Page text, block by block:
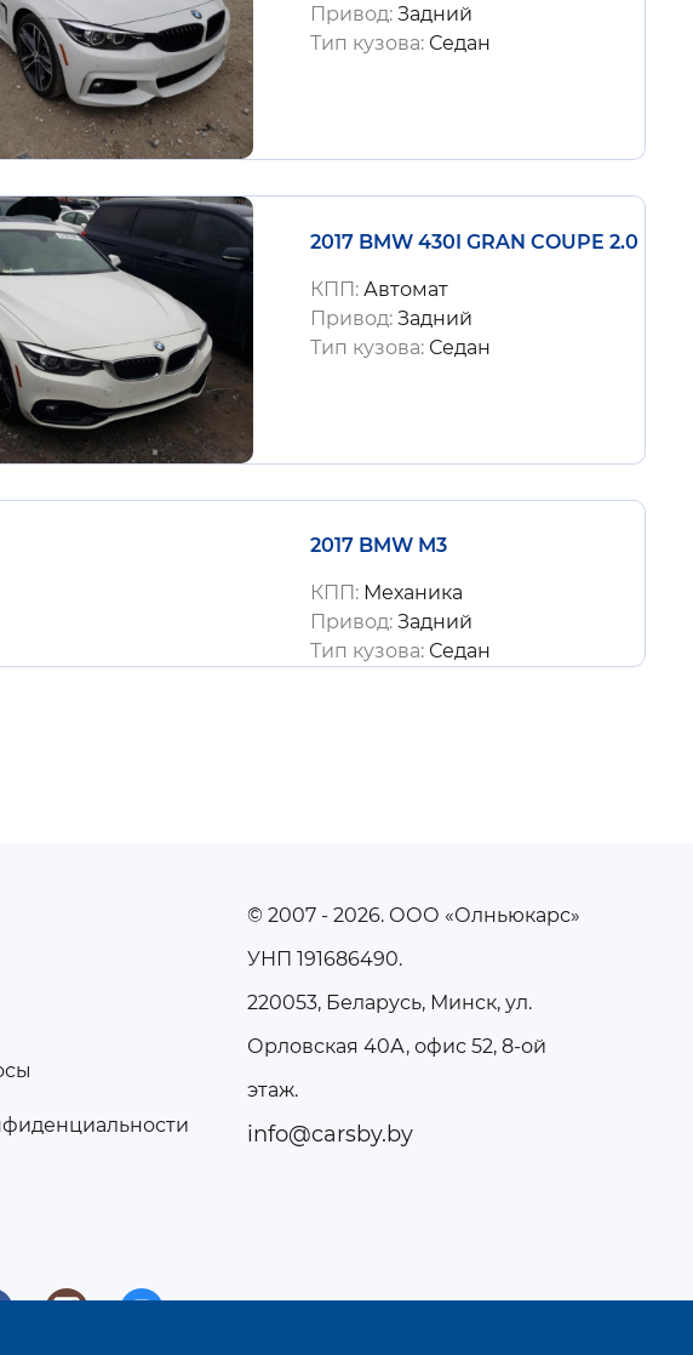
Привод: Задний
Тип кузова: Седан
2017 BMW 430I GRAN COUPE 2.0
КПП: Автомат
Привод: Задний
Тип кузова: Седан
2017 BMW M3
КПП: Механика
Привод: Задний
Тип кузова: Седан
© 2007 - 2026. ООО «Олньюкарс»
УНП 191686490.
220053, Беларусь, Минск, ул.
Орловская 40А, офис 52, 8-ой
этаж.
info@carsby.by